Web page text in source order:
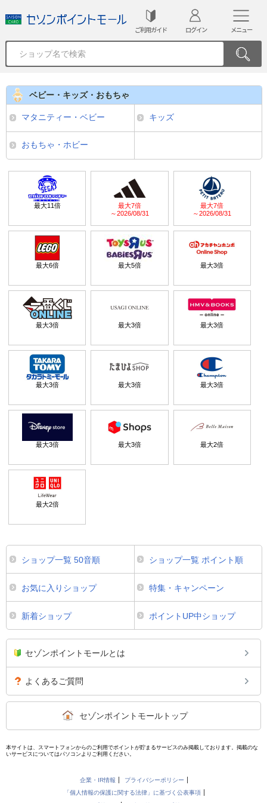
ご利用ガイド ログイン メニュー
ベビー・キッズ・おもちゃ
マタニティー・ベビー キッズ
おもちゃ・ホビー
最大11倍 最大7倍
～2026/08/31
最大7倍
～2026/08/31
最大6倍 最大5倍 最大3倍
最大3倍 最大3倍 最大3倍
最大3倍 最大3倍 最大3倍
最大3倍 最大3倍 最大2倍
最大2倍
ショップ一覧 50音順 ショップ一覧 ポイント順
お気に入りショップ 特集・キャンペーン
新着ショップ ポイントUP中ショップ
セゾンポイントモールとは
よくあるご質問
セゾンポイントモールトップ
本サイトは、スマートフォンからのご利用でポイントが貯まるサービスのみ掲載しております。掲載のな
いサービスについてはパソコンよりご利用ください。
企業・IR情報
プライバシーポリシー
「個人情報の保護に関する法律」に基づく公表事項